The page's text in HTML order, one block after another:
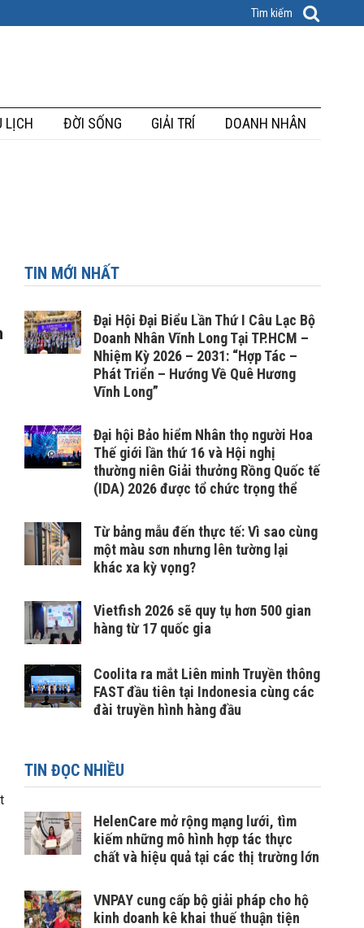
LỊCH ĐỜI SỐNG GIẢI TRÍ DOANH NHÂN
TIN MỚI NHẤT
Đại Hội Đại Biểu Lần Thứ I Câu Lạc Bộ
Doanh Nhân Vĩnh Long Tại TP.HCM –
Nhiệm Kỳ 2026 – 2031: “Hợp Tác –
Phát Triển – Hướng Về Quê Hương
Vĩnh Long”
Đại hội Bảo hiểm Nhân thọ người Hoa
Thế giới lần thứ 16 và Hội nghị
thường niên Giải thưởng Rồng Quốc tế
(IDA) 2026 được tổ chức trọng thể
Từ bảng mẫu đến thực tế: Vì sao cùng
một màu sơn nhưng lên tường lại
khác xa kỳ vọng?
Vietfish 2026 sẽ quy tụ hơn 500 gian
hàng từ 17 quốc gia
Coolita ra mắt Liên minh Truyền thông
FAST đầu tiên tại Indonesia cùng các
đài truyền hình hàng đầu
TIN ĐỌC NHIỀU
HelenCare mở rộng mạng lưới, tìm
kiếm những mô hình hợp tác thực
chất và hiệu quả tại các thị trường lớn
VNPAY cung cấp bộ giải pháp cho hộ
kinh doanh kê khai thuế thuận tiện